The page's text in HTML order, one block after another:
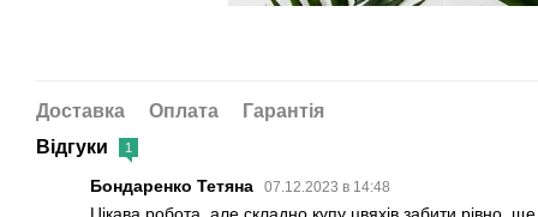
Доставка Оплата
Гарантія
Відгуки
1
Бондаренко Тетяна 07.12.2023 в 14:48